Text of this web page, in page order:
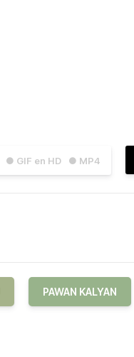
● GIF en HD ● MP4
PAWAN KALYAN